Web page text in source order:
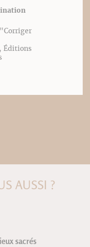
Éditions
AUSSI ?
sacrés